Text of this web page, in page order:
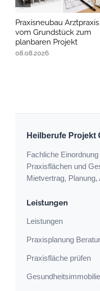
Praxisneubau
vom Grundstück zum
planbaren Projekt
08.08.2026
Heilberufe Projekt
Fachliche
Praxisflächen und
Mietvertrag,
Leistungen
Leistungen
Praxisplanung
Praxisfläche prüfen